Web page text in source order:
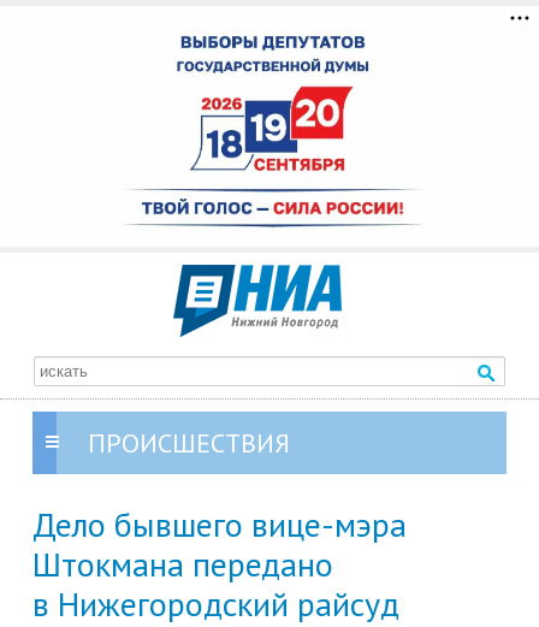
ПРОИСШЕСТВИЯ
Дело бывшего вице-мэра
Штокмана передано
в Нижегородский райсуд